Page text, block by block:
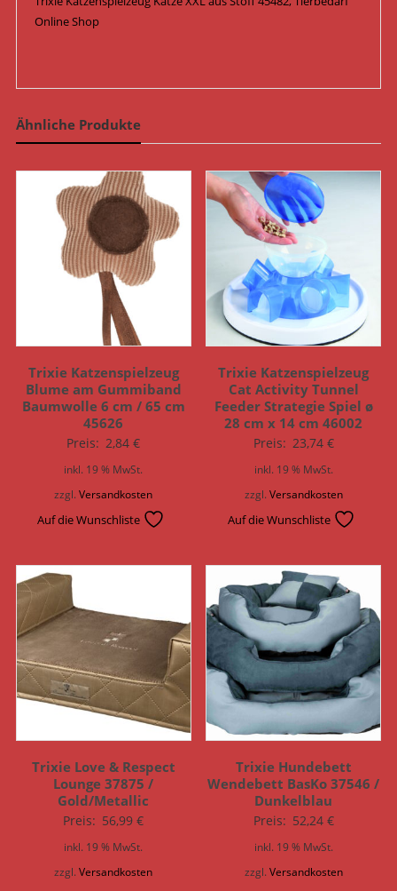
Online Shop
Ähnliche Produkte
Trixie Katzenspielzeug
Blume am Gummiband
Baumwolle 6 cm / 65 cm
45626
Preis: 2,84€
inkl. 19 % MwSt.
zzgl.Versandkosten
Auf die Wunschliste
Trixie Katzenspielzeug
Cat Activity Tunnel
Feeder Strategie Spiel ø
28 cm x 14 cm 46002
Preis: 23,74 €
inkl. 19 % MwSt.
zzgl.Versandkosten
Auf die Wunschliste
Trixie Love & Respect
Lounge 37875 /
Gold/Metallic
Preis: 56,99€
inkl. 19 % MwSt.
zzgl.Versandkosten
Trixie Hundebett
Wendebett BasKo 37546 /
Dunkelblau
Preis: 52,24 €
inkl. 19 % MwSt.
zzgl. Versandkosten